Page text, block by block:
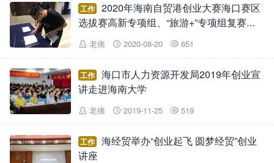
工作
2020年海南自贸港创业大赛海口赛区
选拔赛高新专项组、“旅游+”专项组复赛前
培训圆满完成
 老痛  2020-08-20  651
工作
海口市人力资源开发局2019年创业宣
讲走进海南大学
 老痛  2019-11-25  519
工作
海经贸举办“创业起飞 圆梦经贸”创业
讲座